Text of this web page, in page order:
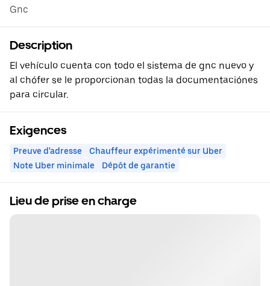
Gnc
Description
El vehículo cuenta con todo el sistema de gnc nuevo y
al chófer se le proporcionan todas la documentaciónes
para circular.
Exigences
Preuve d'adresse
Chauffeur expérimenté sur Uber
Note Uber minimale
Dépôt de garantie
Lieu de prise en charge